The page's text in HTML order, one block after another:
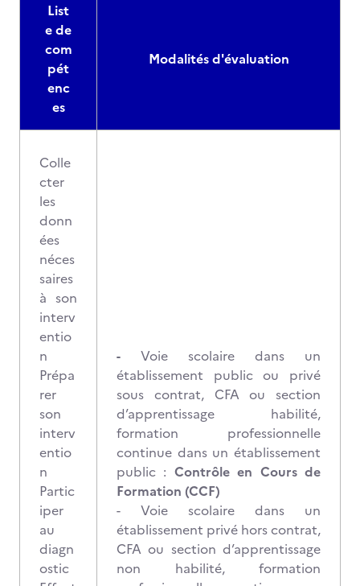
List
e de
com
pét
enc
es
Modalités d'évaluation
Colle
cter
les
donn
ées
néces
saires
à son
interv
entio
n
Prépa
rer
son
interv
entio
n
Partic
iper
au
diagn
ostic
- Voie scolaire dans un
établissement public ou privé
sous contrat, CFA ou section
d’apprentissage habilité,
formation professionnelle
continue dans un établissement
public : Contrôle en Cours de
Formation (CCF)
- Voie scolaire dans un
établissement privé hors contrat,
CFA ou section d’apprentissage
non habilité, formation